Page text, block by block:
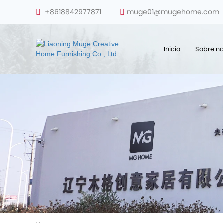
+8618842977871 muge01@mugehome.com
Inicio Sobre